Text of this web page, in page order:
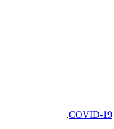
COVID-19